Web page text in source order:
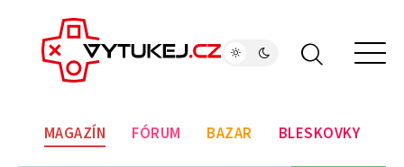
MAGAZÍN FÓRUM BAZAR BLESKOVKY